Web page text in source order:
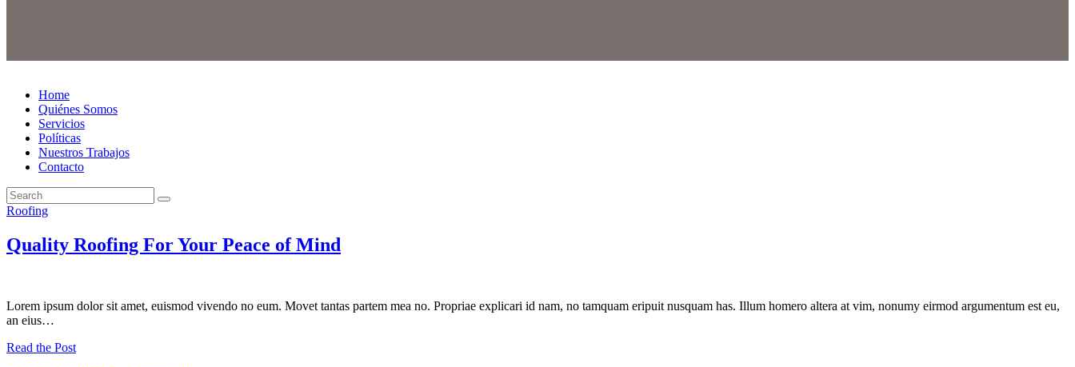
Home
Quiénes Somos
Servicios
Políticas
Nuestros Trabajos
Contacto
Roofing
Quality Roofing For Your Peace of Mind
Lorem ipsum dolor sit amet, euismod vivendo no eum. Movet tantas partem mea no. Propriae explicari id nam, no tamquam eripuit nusquam has. Illum homero altera at vim, nonumy eirmod argumentum est eu,
an eius…
Read the Post